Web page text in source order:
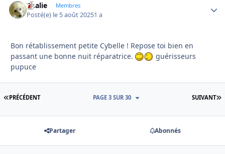
Thalie Membres
Posté(e) le 5 août 20251 a
Bon rétablissement petite Cybelle ! Repose toi bien en
passant une bonne nuit réparatrice.
guérisseurs
pupuce
PREMIÈRE PAGE
PRÉCÉDENT SUIVANT
PAGE 3 SUR 30
Partager Abonnés